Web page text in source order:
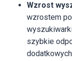
Wzrost
wzrostem
szybkie